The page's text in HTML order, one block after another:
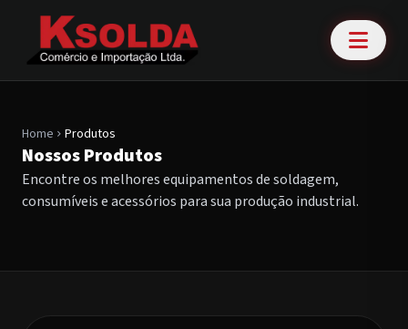
Home chevron_right Produtos
Nossos Produtos
Encontre os melhores equipamentos de soldagem,
consumíveis e acessórios para sua produção industrial.